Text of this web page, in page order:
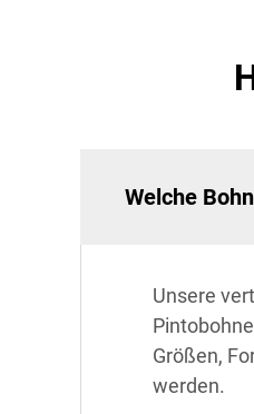
Welche
Unsere
Größen,
werden.